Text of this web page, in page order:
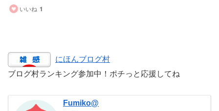
いいね 1
にほんブログ村
ブログ村ランキング参加中！ポチっと応援してね
Fumiko@